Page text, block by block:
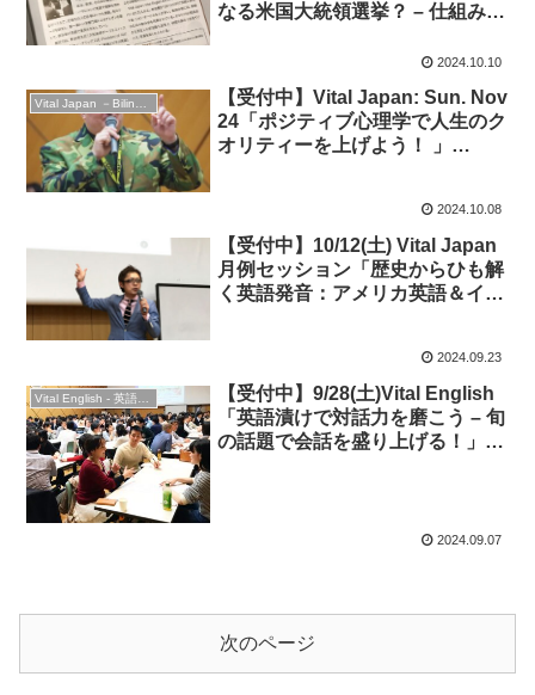
なる米国大統領選挙？ – 仕組みや
2024.10.10
【受付中】Vital Japan: Sun. Nov
24「ポジティブ心理学で人生のク
オリティーを上げよう！ 」
2024.10.08
【受付中】10/12(土) Vital Japan
月例セッション「歴史からひも解
く英語発音：アメリカ英語＆イギ
2024.09.23
Vital English - 英語勉強会
【受付中】9/28(土)Vital English
「英語漬けで対話力を磨こう – 旬
の話題で会話を盛り上げる！」◆
2024.09.07
次のページ